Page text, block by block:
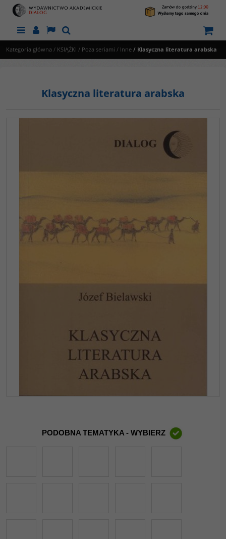
MenuPanelLangSzukaj
Kategoria główna / KSIĄŻKI / Poza seriami / Inne / Klasyczna literatura arabska
Klasyczna literatura arabska
PODOBNA TEMATYKA - WYBIERZ